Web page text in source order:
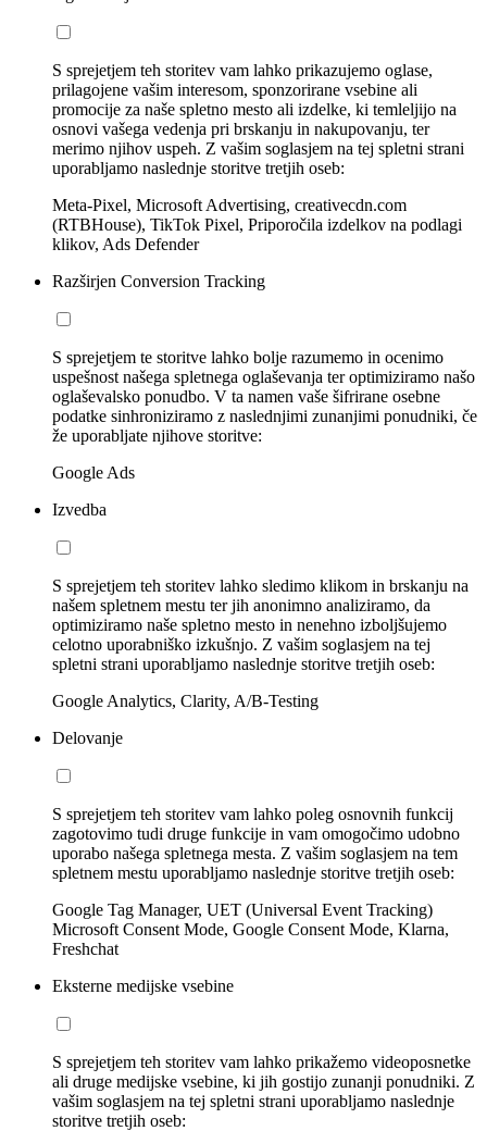
S sprejetjem teh storitev vam lahko prikazujemo oglase,
prilagojene vašim interesom, sponzorirane vsebine ali
promocije za naše spletno mesto ali izdelke, ki temleljijo na
osnovi vašega vedenja pri brskanju in nakupovanju, ter
merimo njihov uspeh. Z vašim soglasjem na tej spletni strani
uporabljamo naslednje storitve tretjih oseb:
Meta-Pixel, Microsoft Advertising, creativecdn.com
(RTBHouse), TikTok Pixel, Priporočila izdelkov na podlagi
klikov, Ads Defender
Razširjen Conversion Tracking
S sprejetjem te storitve lahko bolje razumemo in ocenimo
uspešnost našega spletnega oglaševanja ter optimiziramo našo
oglaševalsko ponudbo. V ta namen vaše šifrirane osebne
podatke sinhroniziramo z naslednjimi zunanjimi ponudniki, če
že uporabljate njihove storitve:
Google Ads
Izvedba
S sprejetjem teh storitev lahko sledimo klikom in brskanju na
našem spletnem mestu ter jih anonimno analiziramo, da
optimiziramo naše spletno mesto in nenehno izboljšujemo
celotno uporabniško izkušnjo. Z vašim soglasjem na tej
spletni strani uporabljamo naslednje storitve tretjih oseb:
Google Analytics, Clarity, A/B-Testing
Delovanje
S sprejetjem teh storitev vam lahko poleg osnovnih funkcij
zagotovimo tudi druge funkcije in vam omogočimo udobno
uporabo našega spletnega mesta. Z vašim soglasjem na tem
spletnem mestu uporabljamo naslednje storitve tretjih oseb:
Google Tag Manager, UET (Universal Event Tracking)
Microsoft Consent Mode, Google Consent Mode, Klarna,
Freshchat
Eksterne medijske vsebine
S sprejetjem teh storitev vam lahko prikažemo videoposnetke
ali druge medijske vsebine, ki jih gostijo zunanji ponudniki. Z
vašim soglasjem na tej spletni strani uporabljamo naslednje
storitve tretjih oseb: